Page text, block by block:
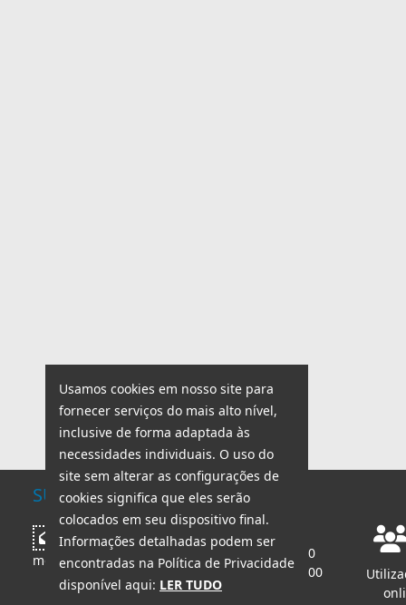
SUPORTE TÉCNICO
Escrever
mensagem
Horário de trabalho:
seg - sex: 8:00 - 18:00
sáb - dom: 8:00 - 14:00
Usamos cookies em nosso site para
fornecer serviços do mais alto nível,
inclusive de forma adaptada às
necessidades individuais. O uso do
site sem alterar as configurações de
cookies significa que eles serão
colocados em seu dispositivo final.
Informações detalhadas podem ser
encontradas na Política de Privacidade
disponível aqui: LER TUDO